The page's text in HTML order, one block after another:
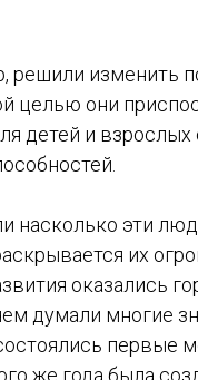
решили изменить
целью они
детей и взрослых
насколько эти
их
оказались
думали многие
первые
же года была